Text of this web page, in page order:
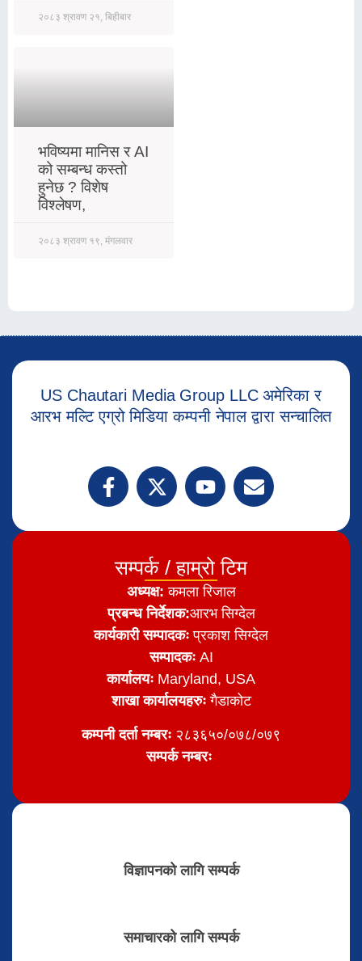
२०८३ श्रावण २१, बिहीबार
भविष्यमा मानिस र AI
को सम्बन्ध कस्तो
हुनेछ ? विशेष
विश्लेषण,
२०८३ श्रावण १९, मंगलवार
US Chautari Media Group LLC अमेरिका र
आरभ मल्टि एग्रो मिडिया कम्पनी नेपाल द्वारा सन्चालित
सम्पर्क / हाम्रो टिम
अध्यक्ष:कमला रिजाल
प्रबन्ध निर्देशक:आरभ सिग्देल
कार्यकारी सम्पादकः प्रकाश सिग्देल
सम्पादकःAI
कार्यालयः Maryland, USA
शाखा कार्यालयहरुःगैडाकोट
कम्पनी दर्ता नम्बरः २८३६५०/०७८/०७९
सम्पर्क नम्बरः
विज्ञापनको लागि सम्पर्क
समाचारको लागि सम्पर्क